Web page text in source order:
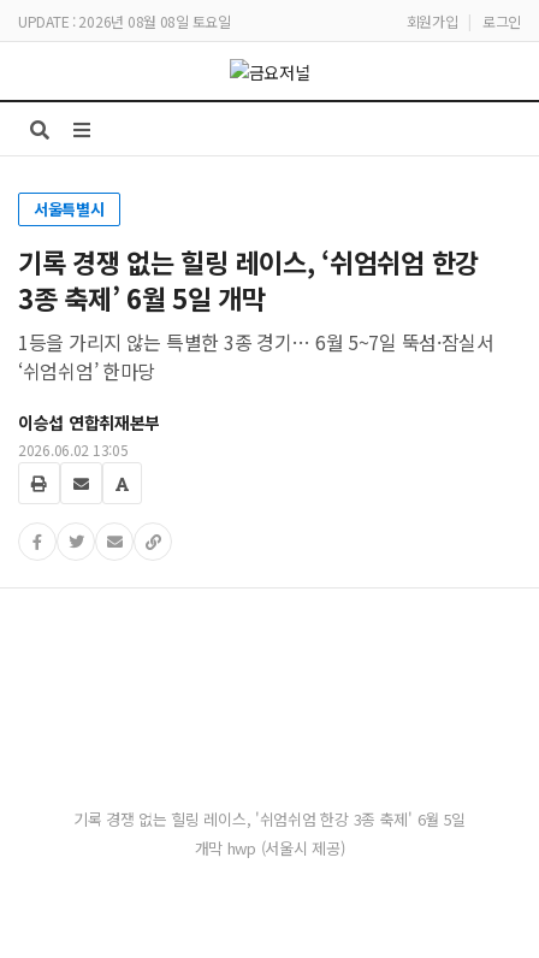
UPDATE : 2026년 08월 08일 토요일 회원가입 | 로그인
서울특별시
기록 경쟁 없는 힐링 레이스, ‘쉬엄쉬엄 한강
3종 축제’ 6월 5일 개막
1등을 가리지 않는 특별한 3종 경기… 6월 5~7일 뚝섬·잠실서
‘쉬엄쉬엄’ 한마당
이승섭 연합취재본부
2026.06.02 13:05
기록 경쟁 없는 힐링 레이스, '쉬엄쉬엄 한강 3종 축제' 6월 5일
개막 hwp (서울시 제공)